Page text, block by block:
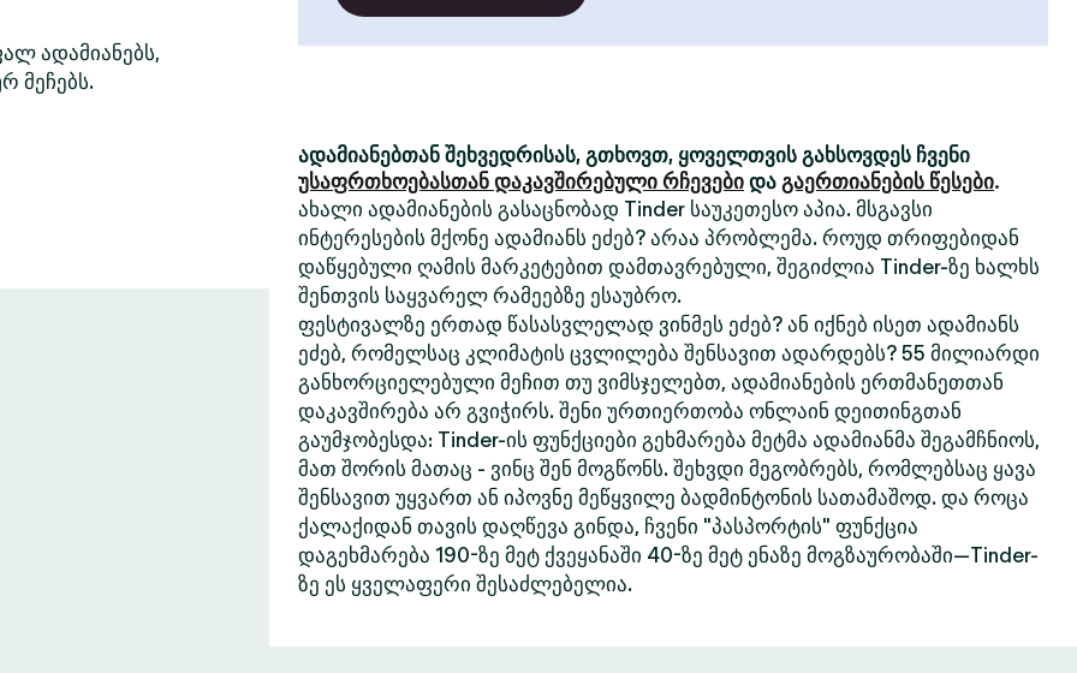
ადამიანებს,
მეჩებს.
ადამიანებთან შეხვედრისას, გთხოვთ, ყოველთვის გახსოვდეს ჩვენი
უსაფრთხოებასთან დაკავშირებული რჩევები და გაერთიანების წესები.
ახალი ადამიანების გასაცნობად Tinder საუკეთესო აპია. მსგავსი
ინტერესების მქონე ადამიანს ეძებ? არაა პრობლემა. როუდ თრიფებიდან
დაწყებული ღამის მარკეტებით დამთავრებული, შეგიძლია Tinder-ზე ხალხს
შენთვის საყვარელ რამეებზე ესაუბრო.
ფესტივალზე ერთად წასასვლელად ვინმეს ეძებ? ან იქნებ ისეთ ადამიანს
ეძებ, რომელსაც კლიმატის ცვლილება შენსავით ადარდებს? 55 მილიარდი
განხორციელებული მეჩით თუ ვიმსჯელებთ, ადამიანების ერთმანეთთან
დაკავშირება არ გვიჭირს. შენი ურთიერთობა ონლაინ დეითინგთან
გაუმჯობესდა: Tinder-ის ფუნქციები გეხმარება მეტმა ადამიანმა შეგამჩნიოს,
მათ შორის მათაც - ვინც შენ მოგწონს. შეხვდი მეგობრებს, რომლებსაც ყავა
შენსავით უყვართ ან იპოვნე მეწყვილე ბადმინტონის სათამაშოდ. და როცა
ქალაქიდან თავის დაღწევა გინდა, ჩვენი "პასპორტის" ფუნქცია
დაგეხმარება 190-ზე მეტ ქვეყანაში 40-ზე მეტ ენაზე მოგზაურობაში—Tinder-
ზე ეს ყველაფერი შესაძლებელია.